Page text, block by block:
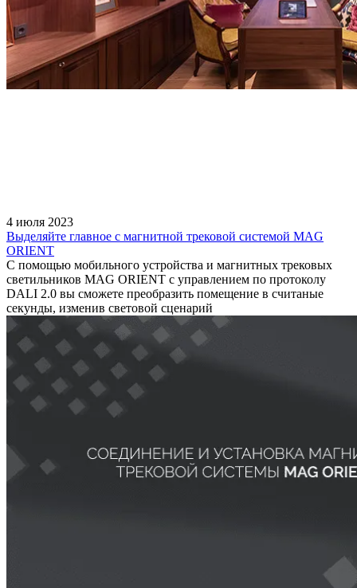
4 июля 2023
Выделяйте главное с магнитной трековой системой MAG
ORIENT
С помощью мобильного устройства и магнитных трековых
светильников MAG ORIENT с управлением по протоколу
DALI 2.0 вы сможете преобразить помещение в считаные
секунды, изменив световой сценарий